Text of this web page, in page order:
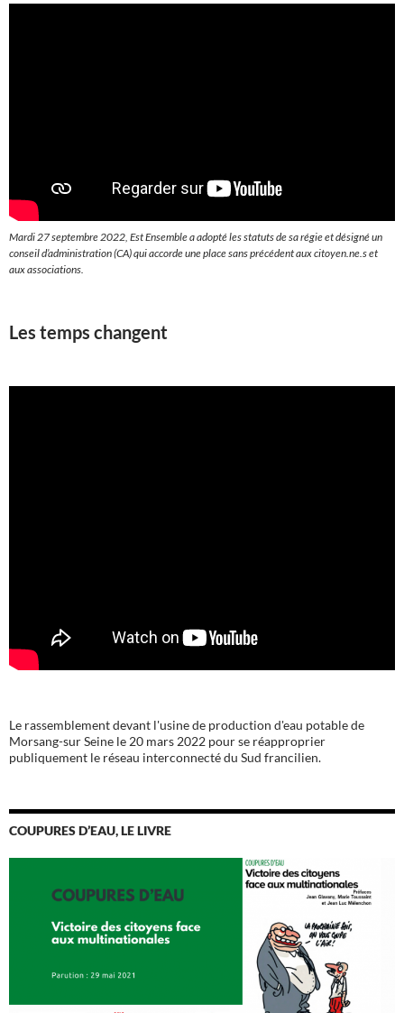
Mardi 27 septembre 2022, Est Ensemble a adopté les statuts de sa régie et désigné un
conseil d’administration (CA) qui accorde une place sans précédent aux citoyen.ne.s et
aux associations.
Les temps changent
Le rassemblement devant l'usine de production d'eau potable de
Morsang-sur Seine le 20 mars 2022 pour se réapproprier
publiquement le réseau interconnecté du Sud francilien.
COUPURES D’EAU, LE LIVRE